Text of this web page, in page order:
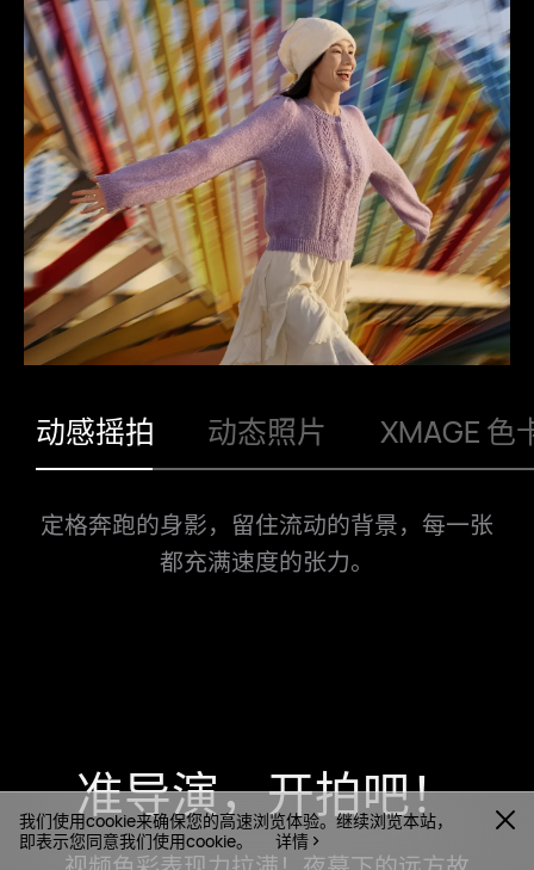
我们使用cookie来确保您的高速浏览体验。继续浏览本站，
即表示您同意我们使用cookie。
详情
鲜艳 明快 动漫 胶片
动感摇拍 动态照片 XMAGE 色
定格奔跑的身影，留住流动的背景， 每一张
都充满速度的张力。
准导演，开拍吧！